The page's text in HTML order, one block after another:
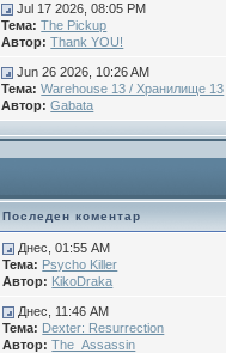
Jul 17 2026, 08:05 PM
Тема: The Pickup
Автор: Thank YOU!
Jun 26 2026, 10:26 AM
Тема: Warehouse 13 / Хранилище 13
Автор: Gabata
Последен коментар
Днес, 01:55 AM
Тема: Psycho Killer
Автор: KikoDraka
Днес, 11:46 AM
Тема: Dexter: Resurrection
Автор: The_Assassin